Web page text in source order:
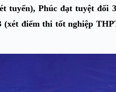
tuyển), Phúc đạt tuyệt đối
điểm thi tốt nghiệp